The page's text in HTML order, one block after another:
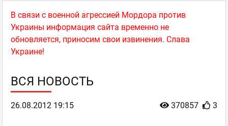
В связи с военной агрессией Мордора против
Украины информация сайта временно не
обновляется, приносим свои извинения. Слава
Украине!
ВСЯ НОВОСТЬ
370857 3
26.08.2012 19:15